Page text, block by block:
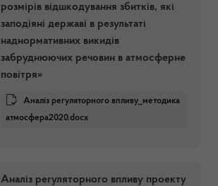
розмірів відшкодування збитків, які
заподіяні державі в результаті
наднормативних викидів
забруднюючих речовин в атмосферне
повітря»
Аналіз регуляторного впливу_методика
атмосфера2020.docx
Аналіз регуляторного впливу проекту